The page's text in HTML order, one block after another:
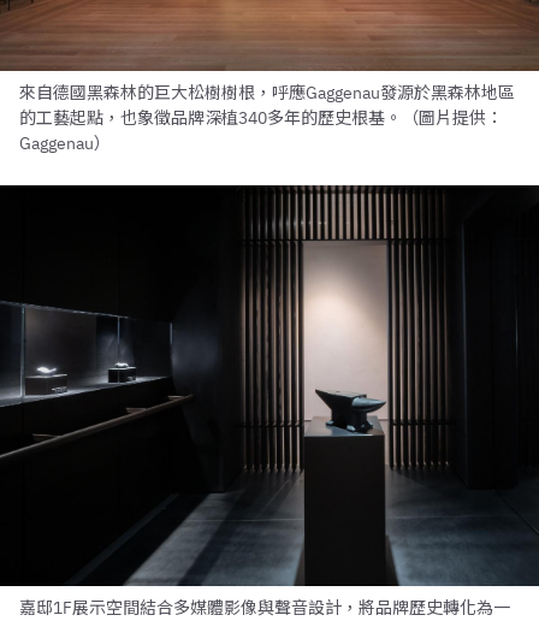
來自德國黑森林的巨大松樹樹根，呼應Gaggenau發源於黑森林地區
的工藝起點，也象徵品牌深植340多年的歷史根基。（圖片提供：
Gaggenau）
嘉邸1F展示空間結合多媒體影像與聲音設計，將品牌歷史轉化為一